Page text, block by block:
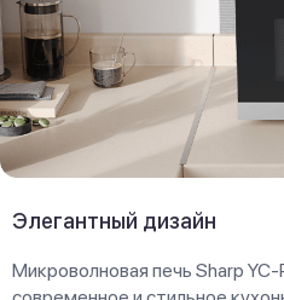
Элегантный дизайн
Микроволновая печь Sharp